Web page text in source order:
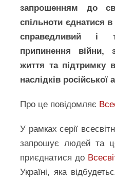
запрошенням до
спільноти єднатися
справедливий і
припинення війни,
життя та підтримку
наслідків російської
Про це повідомляє
У рамках серії
запрошує людей та
приєднатися до
Україні, яка